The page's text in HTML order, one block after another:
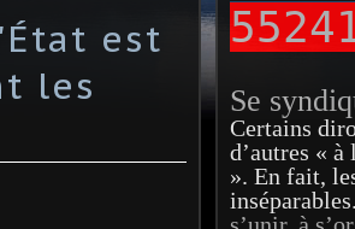
est
les
Se
Certains
d’autres «
». En fait,